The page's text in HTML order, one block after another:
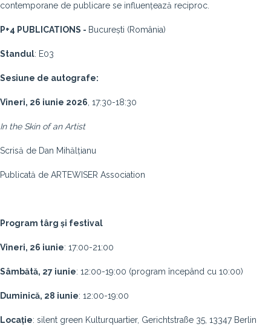
contemporane de publicare se influențează reciproc.
P+4 PUBLICATIONS - București (România)
Standul: E03
Sesiune de autografe:
Vineri, 26 iunie 2026 , 17:30-18:30
In the Skin of an Artist
Scrisă de Dan Mihălțianu
Publicată de ARTEWISER Association
Program târg și festival
Vineri, 26 iunie: 17:00-21:00
Sâmbătă, 27 iunie: 12:00-19:00 (program începând cu 10:00)
Duminică, 28 iunie: 12:00-19:00
Locație: silent green Kulturquartier, Gerichtstraße 35, 13347 Berlin